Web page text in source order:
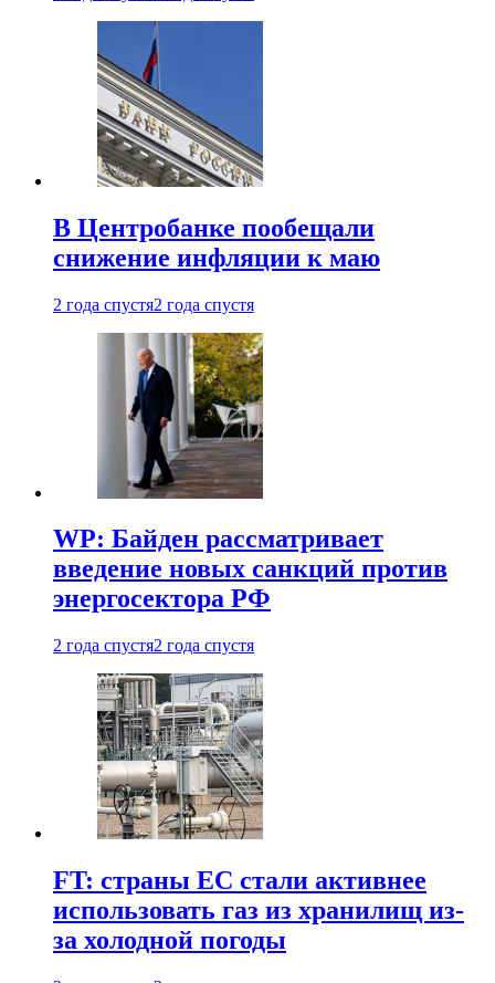
В Центробанке пообещали
снижение инфляции к маю
2 года спустя2 года спустя
WP: Байден рассматривает
введение новых санкций против
энергосектора РФ
2 года спустя2 года спустя
FT: страны ЕС стали активнее
использовать газ из хранилищ из-
за холодной погоды